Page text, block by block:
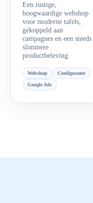
Een rustige,
hoogwaardige webshop
voor moderne tafels,
gekoppeld aan
campagnes en een steeds
slimmere
productbeleving.
Webshop Configurator
Google Ads